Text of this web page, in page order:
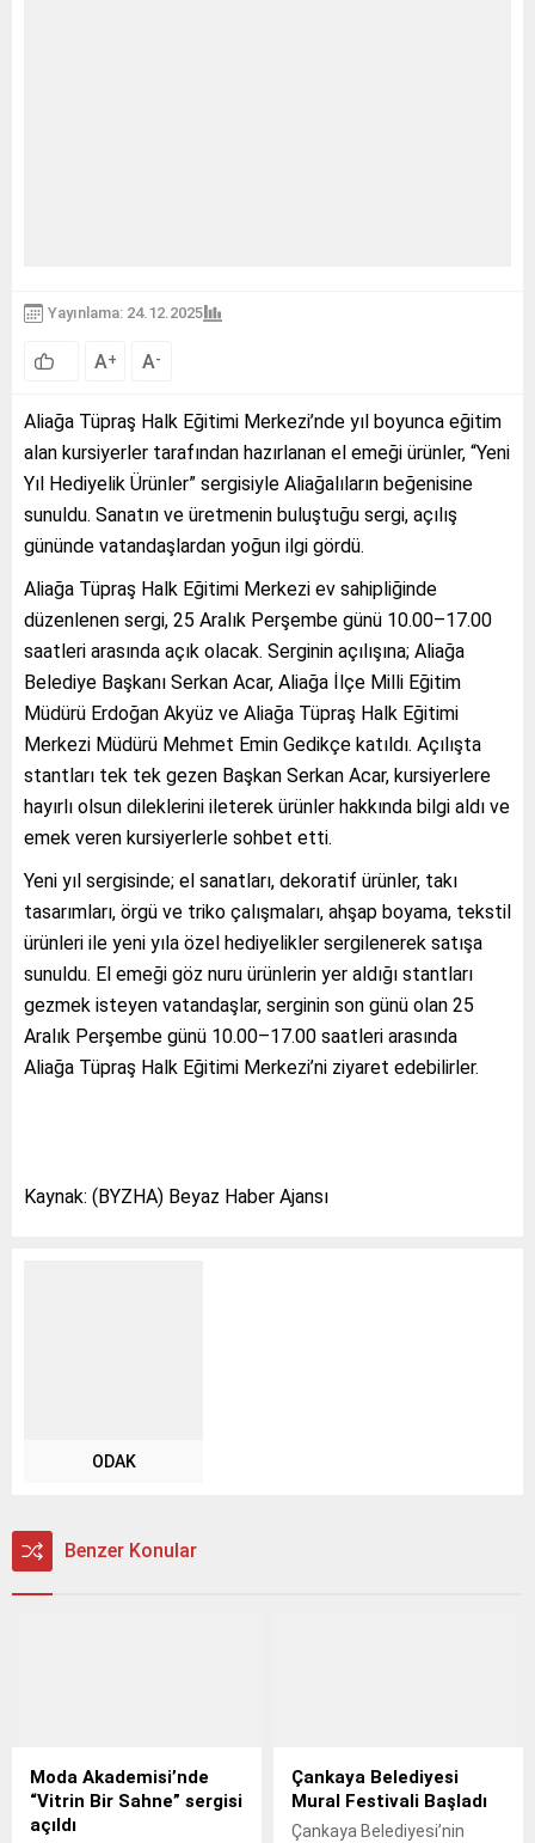
Yayınlama: 24.12.2025
A+ A-
Aliağa Tüpraş Halk Eğitimi Merkezi’nde yıl boyunca eğitim
alan kursiyerler tarafından hazırlanan el emeği ürünler, “Yeni
Yıl Hediyelik Ürünler” sergisiyle Aliağalıların beğenisine
sunuldu. Sanatın ve üretmenin buluştuğu sergi, açılış
gününde vatandaşlardan yoğun ilgi gördü.
Aliağa Tüpraş Halk Eğitimi Merkezi ev sahipliğinde
düzenlenen sergi, 25 Aralık Perşembe günü 10.00–17.00
saatleri arasında açık olacak. Serginin açılışına; Aliağa
Belediye Başkanı Serkan Acar, Aliağa İlçe Milli Eğitim
Müdürü Erdoğan Akyüz ve Aliağa Tüpraş Halk Eğitimi
Merkezi Müdürü Mehmet Emin Gedikçe katıldı. Açılışta
stantları tek tek gezen Başkan Serkan Acar, kursiyerlere
hayırlı olsun dileklerini ileterek ürünler hakkında bilgi aldı ve
emek veren kursiyerlerle sohbet etti.
Yeni yıl sergisinde; el sanatları, dekoratif ürünler, takı
tasarımları, örgü ve triko çalışmaları, ahşap boyama, tekstil
ürünleri ile yeni yıla özel hediyelikler sergilenerek satışa
sunuldu. El emeği göz nuru ürünlerin yer aldığı stantları
gezmek isteyen vatandaşlar, serginin son günü olan 25
Aralık Perşembe günü 10.00–17.00 saatleri arasında
Aliağa Tüpraş Halk Eğitimi Merkezi’ni ziyaret edebilirler.
Kaynak: (BYZHA) Beyaz Haber Ajansı
ODAK
Benzer Konular
Moda Akademisi’nde
“Vitrin Bir Sahne” sergisi
açıldı
Çankaya Belediyesi
Mural Festivali Başladı
Çankaya Belediyesi’nin